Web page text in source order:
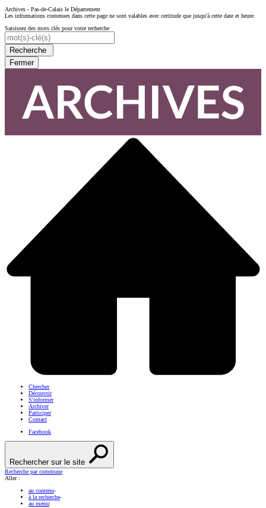
Archives - Pas-de-Calais le Département
Les informations contenues dans cette page ne sont valables avec certitude que jusqu'à cette date et heure.
Saisissez des mots clés pour votre recherche
Recherche
Fermer
Chercher
Découvrir
S'informer
Archiver
Participer
Contact
Facebook
Rechercher sur le site
Recherche par commune
Aller :
au contenu-
à la recherche-
au menu|